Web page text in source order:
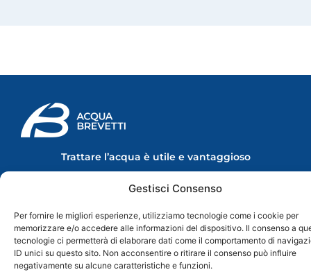
Gestisci Consenso
Per fornire le migliori esperienze, utilizziamo tecnologie come i cookie per
memorizzare e/o accedere alle informazioni del dispositivo. Il consenso a
tecnologie ci permetterà di elaborare dati come il comportamento di
ID unici su questo sito. Non acconsentire o ritirare il consenso può influire
negativamente su alcune caratteristiche e funzioni.
Trattare l’acqua è utile e vantaggioso
Le migliori soluzioni per il trattamento dell'acqua in ambito civile e
industriale.
Made in Italy
L'AZIENDA
Chi Siamo
Contatti
PRODOTTI
Linea Domestica
La Mia Acqua
SEGUICI SUI
SOCIAL
F
I
Y
L